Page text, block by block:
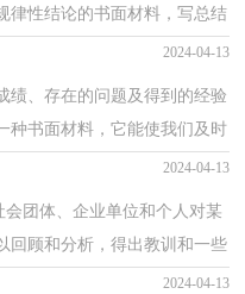
律性结论的书面材料，写总结
此我们要做好...
2024-04-13
绩、存在的问题及得到的经验
种书面材料，它能使我们及时
份总结吧。...
2024-04-13
团体、企业单位和个人对某
回顾和分析，得出教训和一些
助我们有寻...
2024-04-13